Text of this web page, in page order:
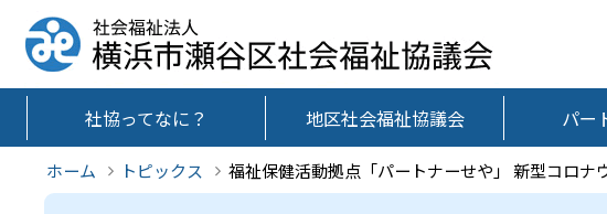
社協ってなに？ 地区社会福祉協議会 パー
ホーム トピックス 福祉保健活動拠点「パートナーせや」 新型コロ